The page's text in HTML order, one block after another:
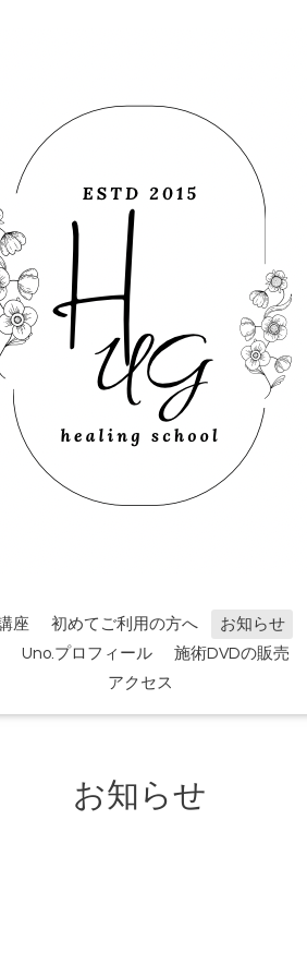
座 初めてご利用の方へ お知らせ
Uno.プロフィール 施術DVDの販売
アクセス
お知らせ